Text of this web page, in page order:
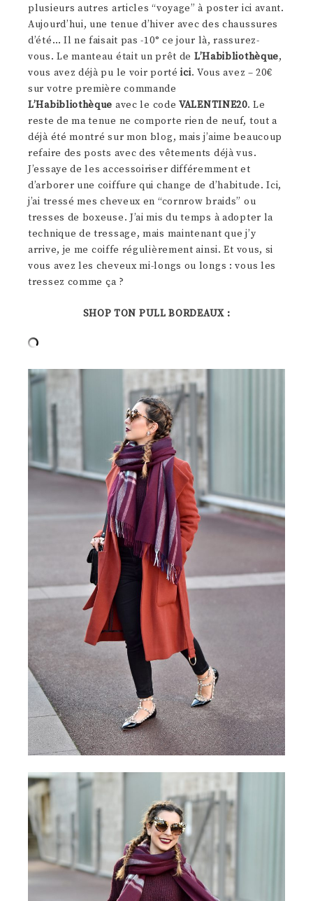
plusieurs autres articles “voyage” à poster ici avant.
Aujourd’hui, une tenue d’hiver avec des chaussures
d’été… Il ne faisait pas -10° ce jour là, rassurez-
vous. Le manteau était un prêt de L’Habibliothèque,
vous avez déjà pu le voir portéici. Vous avez – 20€
sur votre première commande
L’Habibliothèque avec le codeVALENTINE20. Le
reste de ma tenue ne comporte rien de neuf, tout a
déjà été montré sur mon blog, mais j’aime beaucoup
refaire des posts avec des vêtements déjà vus.
J’essaye de les accessoiriser différemment et
d’arborer une coiffure qui change de d’habitude. Ici,
j’ai tressé mes cheveux en “cornrow braids” ou
tresses de boxeuse. J’ai mis du temps à adopter la
technique de tressage, mais maintenant que j’y
arrive, je me coiffe régulièrement ainsi. Et vous, si
vous avez les cheveux mi-longs ou longs : vous les
tressez comme ça ?
SHOP TON PULL BORDEAUX :